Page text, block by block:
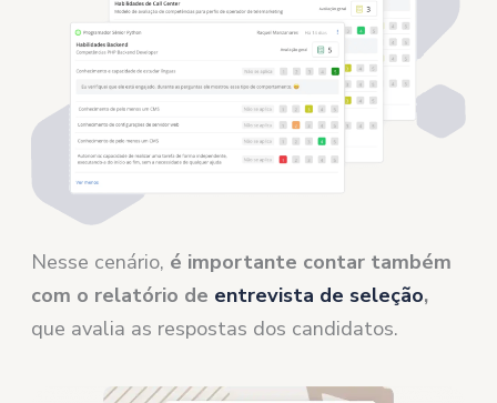
Nesse cenário, é importante contar também
com o relatório de entrevista de seleção,
que avalia as respostas dos candidatos.